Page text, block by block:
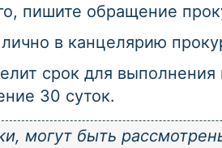
пишите обращение
в канцелярию
срок для
30 суток.
могут быть